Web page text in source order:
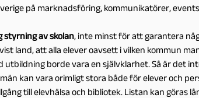
på marknadsföring, kommunikatörer,
styrning av skolan, inte minst för att garantera
land, att alla elever oavsett i vilken kommun
utbildning borde vara en självklarhet. Så är det
kan vara orimligt stora både för elever och
till elevhälsa och bibliotek. Listan kan göras